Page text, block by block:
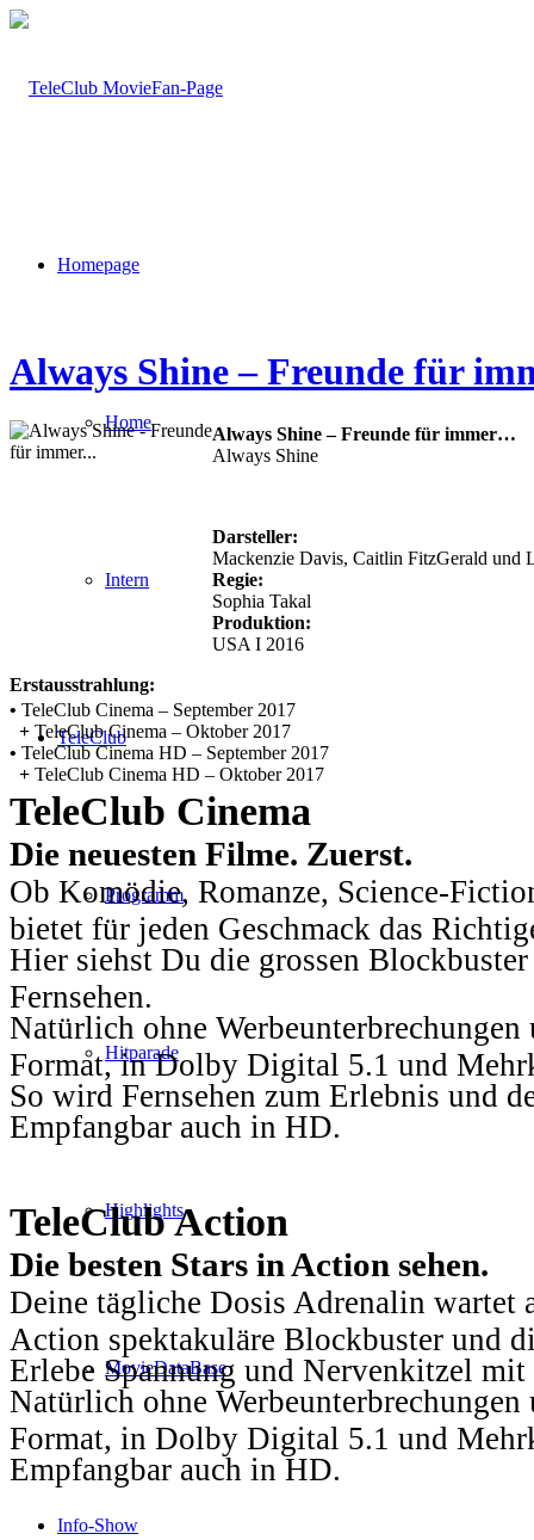
Homepage
Home
Intern
TeleClub
Programm
Hitparade
Highlights
MovieDataBase
Info-Show
Always Shine – Freunde für
Always Shine – Freunde für immer…
Always Shine
Darsteller:
Mackenzie Davis, Caitlin FitzGerald und
Regie:
Sophia Takal
Produktion:
USA I 2016
Erstausstrahlung:
• TeleClub Cinema – September 2017
+ TeleClub Cinema – Oktober 2017
• TeleClub Cinema HD – September 2017
+ TeleClub Cinema HD – Oktober 2017
TeleClub Cinema
Die neuesten Filme. Zuerst.
Ob Komödie, Romanze, Science-
bietet für jeden Geschmack das
Hier siehst Du die grossen
Fernsehen.
Natürlich ohne
Format, in Dolby Digital 5.1 und
So wird Fernsehen zum Erlebnis und
Empfangbar auch in HD.
TeleClub Action
Die besten Stars in Action sehen.
Deine tägliche Dosis Adrenalin wartet
Action spektakuläre Blockbuster und
Erlebe Spannung und Nervenkitzel
Natürlich ohne
Format, in Dolby Digital 5.1 und
Empfangbar auch in HD.